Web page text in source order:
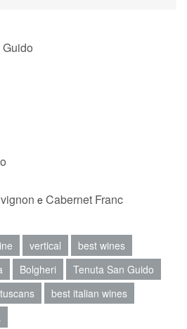
e Cabernet Franc
vertical
best wines
Bolgheri
Tenuta San Guido
best italian wines